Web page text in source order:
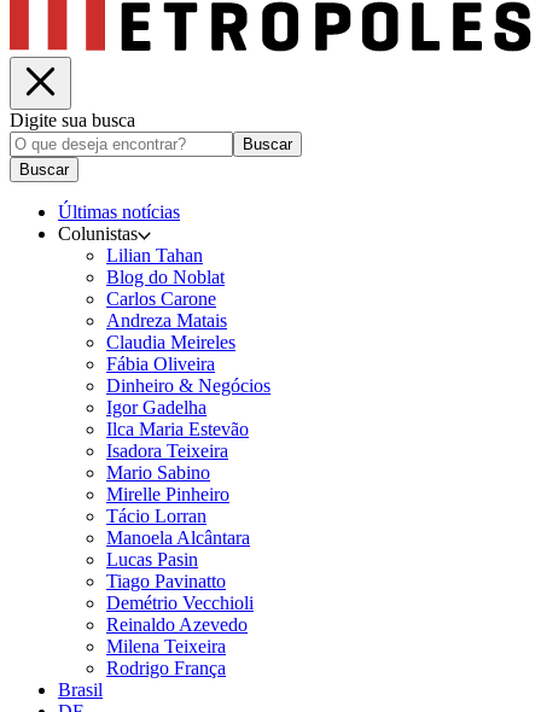
Digite sua busca
Buscar
Buscar
Últimas notícias
Colunistas
Lilian Tahan
Blog do Noblat
Carlos Carone
Andreza Matais
Claudia Meireles
Fábia Oliveira
Dinheiro & Negócios
Igor Gadelha
Ilca Maria Estevão
Isadora Teixeira
Mario Sabino
Mirelle Pinheiro
Tácio Lorran
Manoela Alcântara
Lucas Pasin
Tiago Pavinatto
Demétrio Vecchioli
Reinaldo Azevedo
Milena Teixeira
Rodrigo França
Brasil